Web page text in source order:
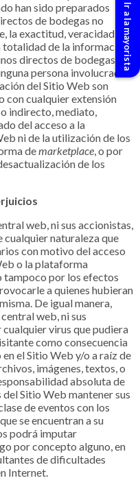
han sido preparados
de bodegas no
la exactitud, veracidad,
de la información
directos de bodegas, ni
persona involucrada
del Sitio Web son
con cualquier extensión
indirecto, mediato,
del acceso a la
ni de la utilización de los
demarketplace, o por
de los
web,ni sus accionistas,
cualquier naturaleza que
con motivo del acceso
o la plataforma
tampoco por los efectos
a quienes hubieran
De igual manera,
web,ni sus
virus que pudiera
como consecuencia
el Sitio Web y/o a raíz de
imágenes, textos, o
absoluta de
Sitio Web mantener sus
de eventos con los
se encuentran a su
podrá imputar
por concepto alguno, en
de dificultades
Internet.